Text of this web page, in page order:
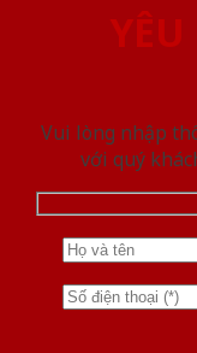
Vui lòng nhập
với quý